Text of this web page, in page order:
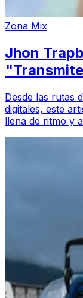
Zona Mix
Jhon
Desde las rutas
digitales, este
llena de ritmo y